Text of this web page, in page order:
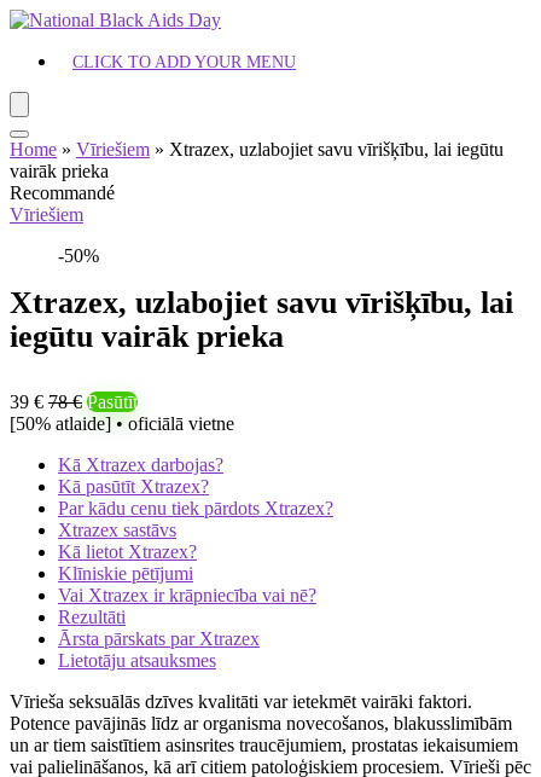
CLICK TO ADD YOUR MENU
Home » Vīriešiem » Xtrazex, uzlabojiet savu vīrišķību, lai iegūtu
vairāk prieka
Recommandé
Vīriešiem
-50%
Xtrazex, uzlabojiet savu vīrišķību, lai
iegūtu vairāk prieka
39 € 78 € Pasūtīt
[50% atlaide] • oficiālā vietne
Kā Xtrazex darbojas?
Kā pasūtīt Xtrazex?
Par kādu cenu tiek pārdots Xtrazex?
Xtrazex sastāvs
Kā lietot Xtrazex?
Klīniskie pētījumi
Vai Xtrazex ir krāpniecība vai nē?
Rezultāti
Ārsta pārskats par Xtrazex
Lietotāju atsauksmes
Vīrieša seksuālās dzīves kvalitāti var ietekmēt vairāki faktori.
Potence pavājinās līdz ar organisma novecošanos, blakusslimībām
un ar tiem saistītiem asinsrites traucējumiem, prostatas iekaisumiem
vai palielināšanos, kā arī citiem patoloģiskiem procesiem. Vīrieši pēc